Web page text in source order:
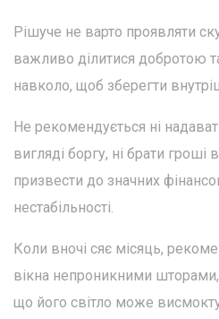
Рішуче не варто проявляти
важливо ділитися добротою
навколо, щоб зберегти
Не рекомендується ні
вигляді боргу, ні брати
призвести до значних
нестабільності.
Коли вночі сяє місяць,
вікна непроникними шторами,
що його світло може